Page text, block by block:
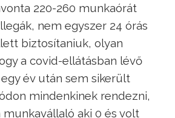
220-260 munkaórát
nem egyszer 24 órás
biztosítaniuk, olyan
a covid-ellátásban lévő
év után sem sikerült
mindenkinek rendezni,
aki 0 és volt